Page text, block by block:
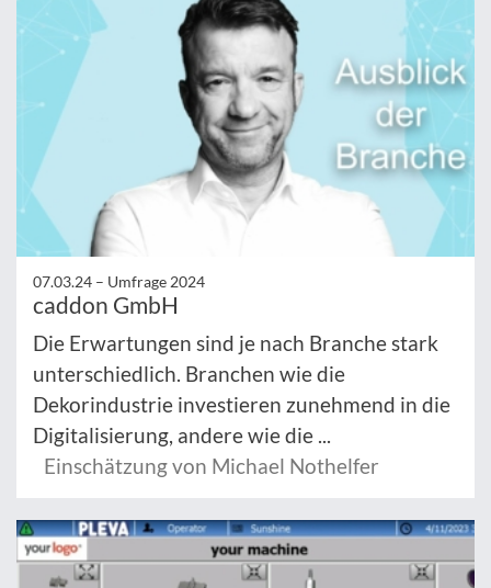
07.03.24 – Umfrage 2024
caddon GmbH
Die Erwartungen sind je nach Branche stark
unterschiedlich. Branchen wie die
Dekorindustrie investieren zunehmend in die
Digitalisierung, andere wie die ...
Einschätzung von Michael Nothelfer